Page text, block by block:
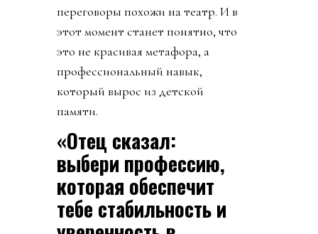
переговоры похожи на театр. И в
этот момент станет понятно, что
это не красивая метафора, а
профессиональный навык,
который вырос из детской
памяти.
«Отец сказал:
выбери профессию,
которая обеспечит
тебе стабильность и